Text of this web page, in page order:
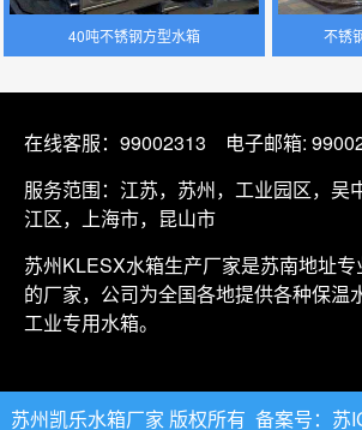
40吨不锈钢方型水箱 不锈
在线客服： 99002313 电子邮箱:
服务范围：江苏，苏州，工业园区，吴
江区，上海市，昆山市
苏州KLESX水箱生产厂家是苏南地址专
的厂家，公司为全国各地提供各种保温
工业专用水箱。
苏州凯乐水箱厂家 版权所有 备案号：苏